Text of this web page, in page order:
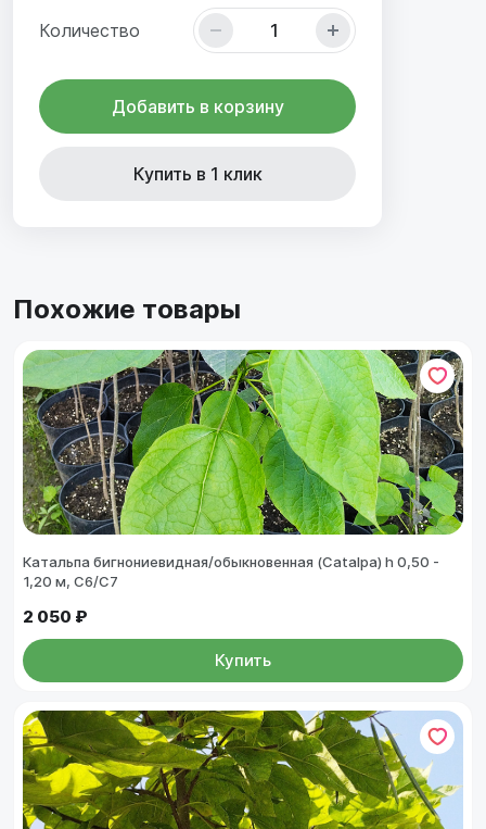
Количество
Добавить в корзину
Купить в 1 клик
Похожие товары
Катальпа бигнониевидная/обыкновенная (Catalpa) h 0,50 -
1,20 м, С6/С7
2 050 ₽
Купить